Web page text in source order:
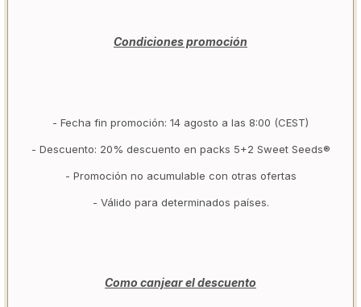
Condiciones promoción
- Fecha fin promoción: 14 agosto a las 8:00 (CEST)
- Descuento: 20% descuento en packs 5+2 Sweet Seeds®
- Promoción no acumulable con otras ofertas
- Válido para determinados países.
Como canjear el descuento